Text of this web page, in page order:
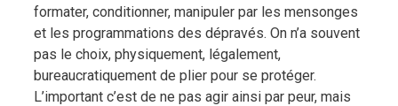
formater, conditionner, manipuler par les mensonges
et les programmations des dépravés. On n’a souvent
pas le choix, physiquement, légalement,
bureaucratiquement de plier pour se protéger.
L’important c’est de ne pas agir ainsi par peur, mais